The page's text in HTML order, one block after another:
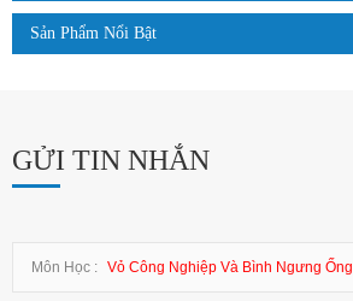
Sản Phẩm Nổi Bật
GỬI TIN NHẮN
Môn Học : Vỏ Công Nghiệp Và Bình Ngưng Ống